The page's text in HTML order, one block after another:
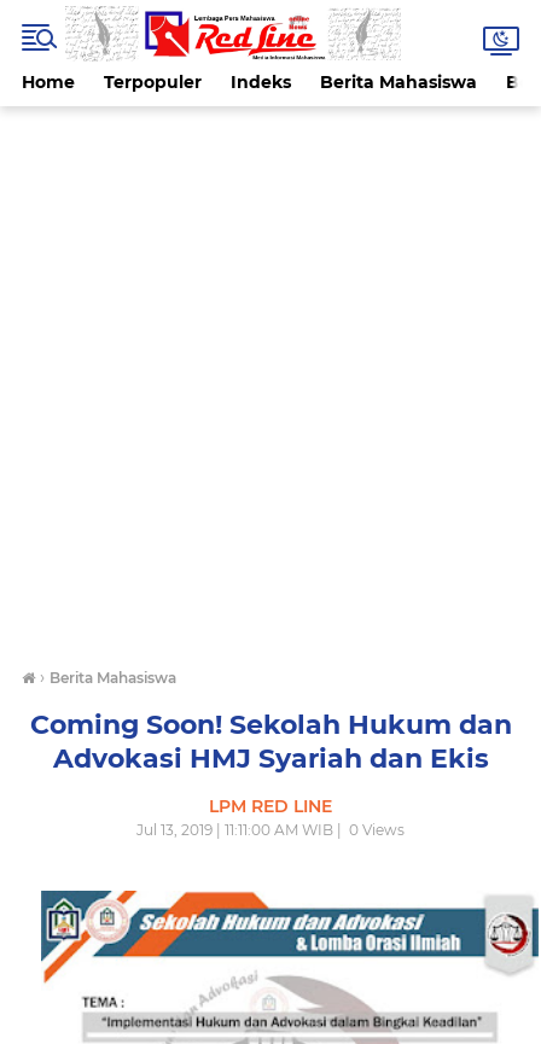
Home Terpopuler Indeks Berita Mahasiswa
› Berita Mahasiswa
Coming Soon! Sekolah Hukum dan
Advokasi HMJ Syariah dan Ekis
LPM RED LINE
Jul 13, 2019 | 11:11:00 AM WIB | 0 Views